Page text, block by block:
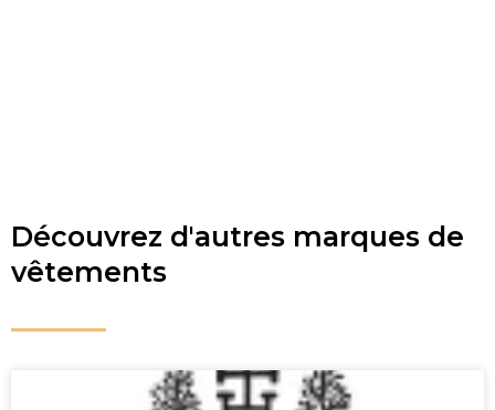
Découvrez d'autres marques de
vêtements